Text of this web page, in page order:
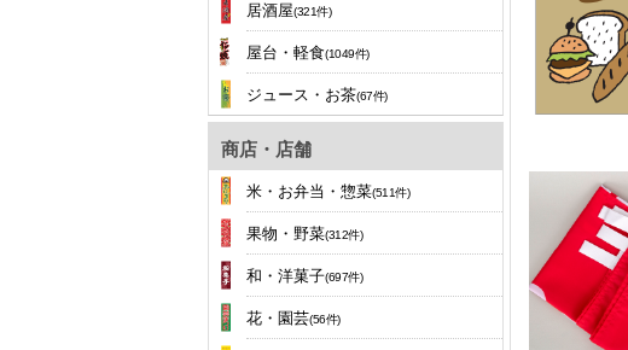
居酒屋(321件)
屋台・軽食(1049件)
ジュース・お茶(67件)
商店・店舗
米・お弁当・惣菜(511件)
果物・野菜(312件)
和・洋菓子(697件)
花・園芸(56件)